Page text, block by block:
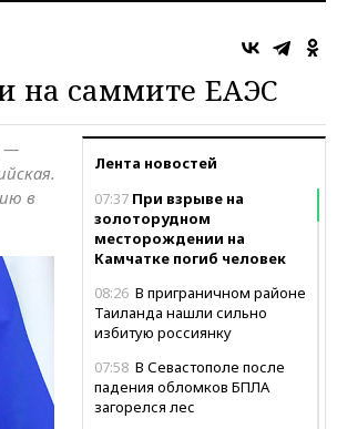
на саммите ЕАЭС
Лента новостей
07:37 При взрыве на
золоторудном
месторождении на
Камчатке погиб человек
08:26 В приграничном районе
Таиланда нашли сильно
избитую россиянку
07:58 В Севастополе после
падения обломков БПЛА
загорелся лес
—
в